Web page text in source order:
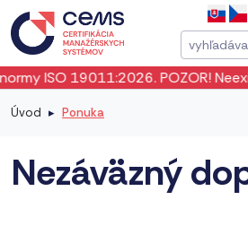
ISO 19011:2026. POZOR!
Úvod Ponuka
Nezáväzný